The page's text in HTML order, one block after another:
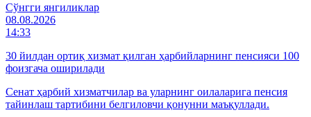
Cўнгги янгиликлар
08.08.2026
14:33
30 йилдан ортиқ хизмат қилган ҳарбийларнинг пенсияси 100
фоизгача оширилади
Сенат ҳарбий хизматчилар ва уларнинг оилаларига пенсия
тайинлаш тартибини белгиловчи қонунни маъқуллади.